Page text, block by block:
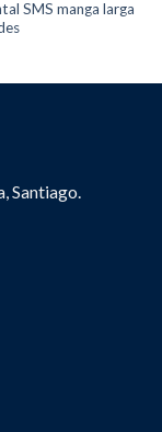
SMS manga larga
Santiago.